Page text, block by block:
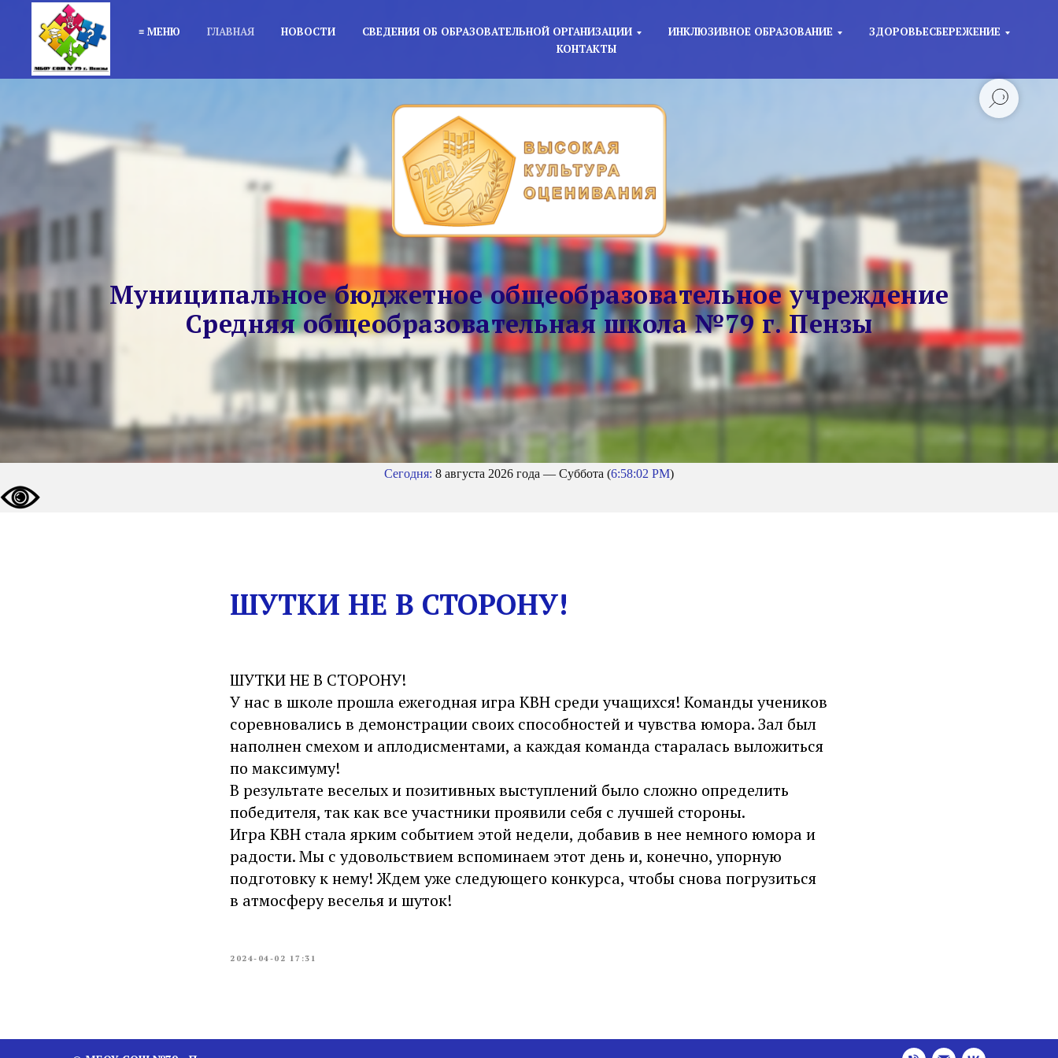
≡ МЕНЮ ГЛАВНАЯ НОВОСТИ СВЕДЕНИЯ ОБ ОБРАЗОВАТЕЛЬНОЙ ОРГАНИЗАЦИИ ИНКЛЮЗИВНОЕ ОБРАЗОВАНИЕ
ЗДОРОВЬЕСБЕРЕЖЕНИЕ
КОНТАКТЫ
Муниципальное бюджетное общеобразовательное учреждение
Средняя общеобразовательная школа №79 г. Пензы
Сегодня: 8 августа 2026 года — Суббота (6:58:03 PM)
ШУТКИ НЕ В СТОРОНУ!
ШУТКИ НЕ В СТОРОНУ!
У нас в школе прошла ежегодная игра КВН среди учащихся! Команды учеников
соревновались в демонстрации своих способностей и чувства юмора. Зал был
наполнен смехом и аплодисментами, а каждая команда старалась выложиться
по максимуму!
В результате веселых и позитивных выступлений было сложно определить
победителя, так как все участники проявили себя с лучшей стороны.
Игра КВН стала ярким событием этой недели, добавив в нее немного юмора и
радости. Мы с удовольствием вспоминаем этот день и, конечно, упорную
подготовку к нему! Ждем уже следующего конкурса, чтобы снова погрузиться
в атмосферу веселья и шуток!
2024-04-02 17:31